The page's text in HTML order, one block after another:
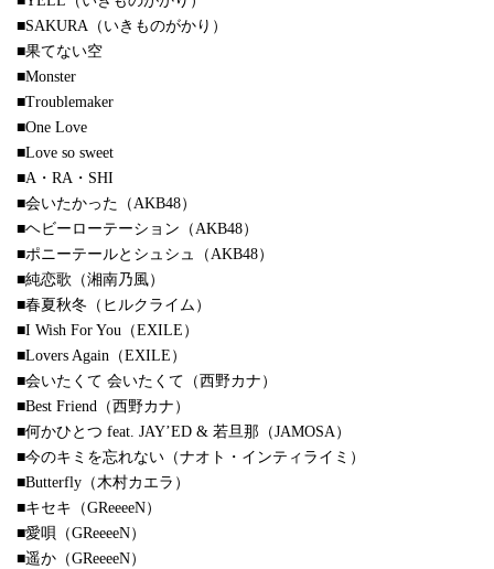
■SAKURA（いきものがかり）
■果てない空
■Monster
■Troublemaker
■One Love
■Love so sweet
■A・RA・SHI
■会いたかった（AKB48）
■ヘビーローテーション（AKB48）
■ポニーテールとシュシュ（AKB48）
■純恋歌（湘南乃風）
■春夏秋冬（ヒルクライム）
■I Wish For You（EXILE）
■Lovers Again（EXILE）
■会いたくて 会いたくて（西野カナ）
■Best Friend（西野カナ）
■何かひとつ feat. JAY’ED & 若旦那（JAMOSA）
■今のキミを忘れない（ナオト・インティライミ）
■Butterfly（木村カエラ）
■キセキ（GReeeeN）
■愛唄（GReeeeN）
■遥か（GReeeeN）